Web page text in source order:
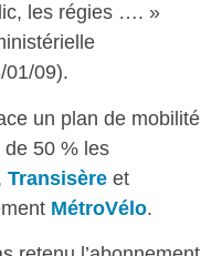
les régies …. »
01/09).
un plan de mobilité
50 % les
Transisère et
MétroVélo.